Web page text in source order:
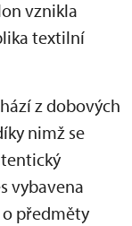
vznikla
textilní
z dobových
nimž se
vybavena
předměty